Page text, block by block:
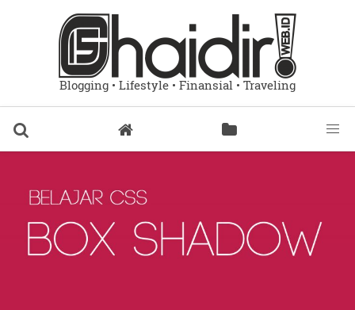
Blogging • Lifestyle • Finansial • Traveling